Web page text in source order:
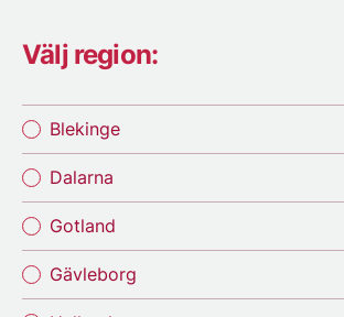
Välj region:
Blekinge
Dalarna
Gotland
Gävleborg